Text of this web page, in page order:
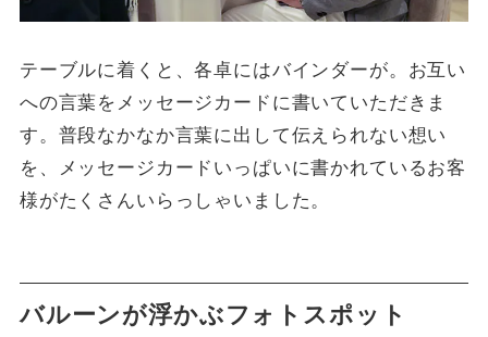
テーブルに着くと、各卓にはバインダーが。お互い
への言葉をメッセージカードに書いていただきま
す。普段なかなか言葉に出して伝えられない想い
を、メッセージカードいっぱいに書かれているお客
様がたくさんいらっしゃいました。
バルーンが浮かぶフォトスポット